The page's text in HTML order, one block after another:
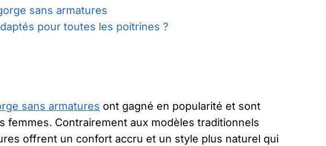
sans armatures
pour toutes les poitrines ?
sans armatures ont gagné en popularité et sont
Contrairement aux modèles traditionnels
offrent un confort accru et un style plus naturel qui